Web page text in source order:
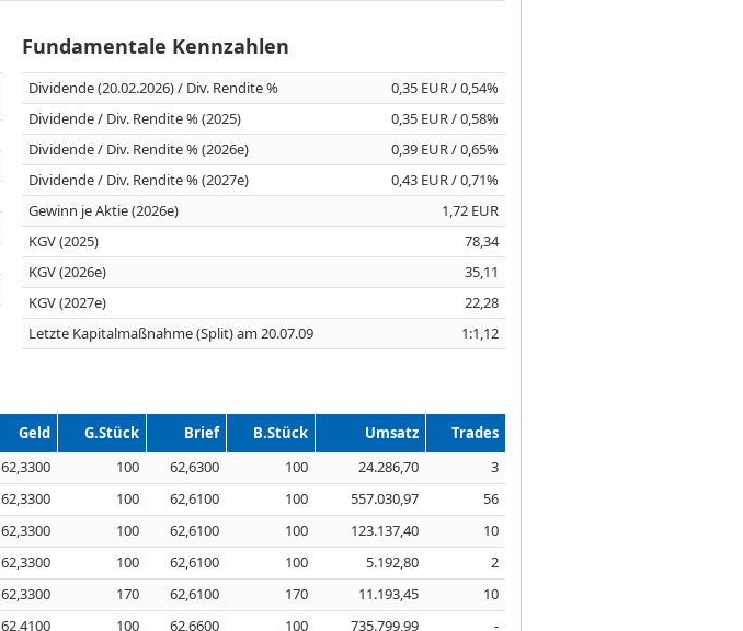
Fundamentale Kennzahlen
Dividende (20.02.2026) / Div. Rendite %
0,35 EUR / 0,54%
Dividende / Div. Rendite % (2025)
0,35 EUR / 0,58%
Dividende / Div. Rendite % (2026e)
0,39 EUR / 0,65%
Dividende / Div. Rendite % (2027e)
0,43 EUR / 0,71%
Gewinn je Aktie (2026e)
1,72 EUR
KGV (2025)
78,34
KGV (2026e)
35,11
KGV (2027e)
22,28
Letzte Kapitalmaßnahme (Split) am 20.07.09
1:1,12
Geld G.Stück Brief B.Stück Umsatz
Trades
62,3300 100 62,6300 100 24.286,70
3
62,3300 100 62,6100 100 557.030,97
56
62,3300 100 62,6100 100 123.137,40
10
62,3300 100 62,6100 100 5.192,80
2
62,3300 170 62,6100 170 11.193,45
10
62,4100 100 62,6600 100 735.799,99 -